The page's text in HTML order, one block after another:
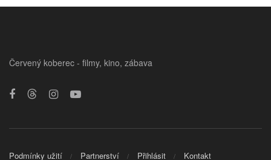
Červený koberec - filmy, kino, zábava
Podmínky užití Partnerství Přihlásit Kontakt